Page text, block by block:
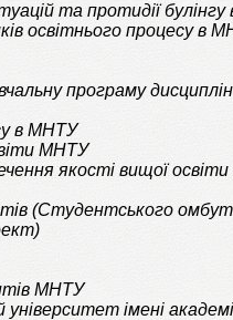
та протидії
освітнього процесу в
програму
в МНТУ
МНТУ
якості вищої
(Студентського
МНТУ
імені